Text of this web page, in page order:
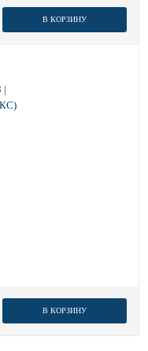
В КОРЗИНУ
В КОРЗИНУ